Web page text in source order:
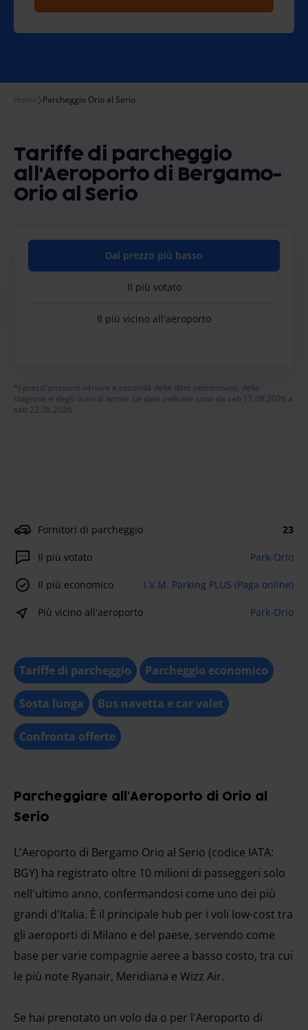
Home Parcheggio Orio al Serio
Tariffe di parcheggio
all'Aeroporto di Bergamo-
Orio al Serio
Dal prezzo più basso
Il più votato
Il più vicino all'aeroporto
*I prezzi possono variare a seconda delle date selezionate, della
stagione e degli orari di arrivo. Le date indicate sono da sab 15.08.2026 a
sab 22.08.2026.
Fornitori di parcheggio 23
Il più votato Park-Orio
Il più economico I.V.M. Parking PLUS (Paga online)
Più vicino all'aeroporto Park-Orio
Tariffe di parcheggio Parcheggio economico
Sosta lunga Bus navetta e car valet
Confronta offerte
Parcheggiare all'Aeroporto di Orio al
Serio
L'Aeroporto di Bergamo Orio al Serio (codice IATA:
BGY) ha registrato oltre 10 milioni di passeggeri solo
nell'ultimo anno, confermandosi come uno dei più
grandi d'Italia. È il principale hub per i voli low-cost tra
gli aeroporti di Milano e del paese, servendo come
base per varie compagnie aeree a basso costo, tra cui
le più note Ryanair, Meridiana e Wizz Air.
Se hai prenotato un volo da o per l'Aeroporto di